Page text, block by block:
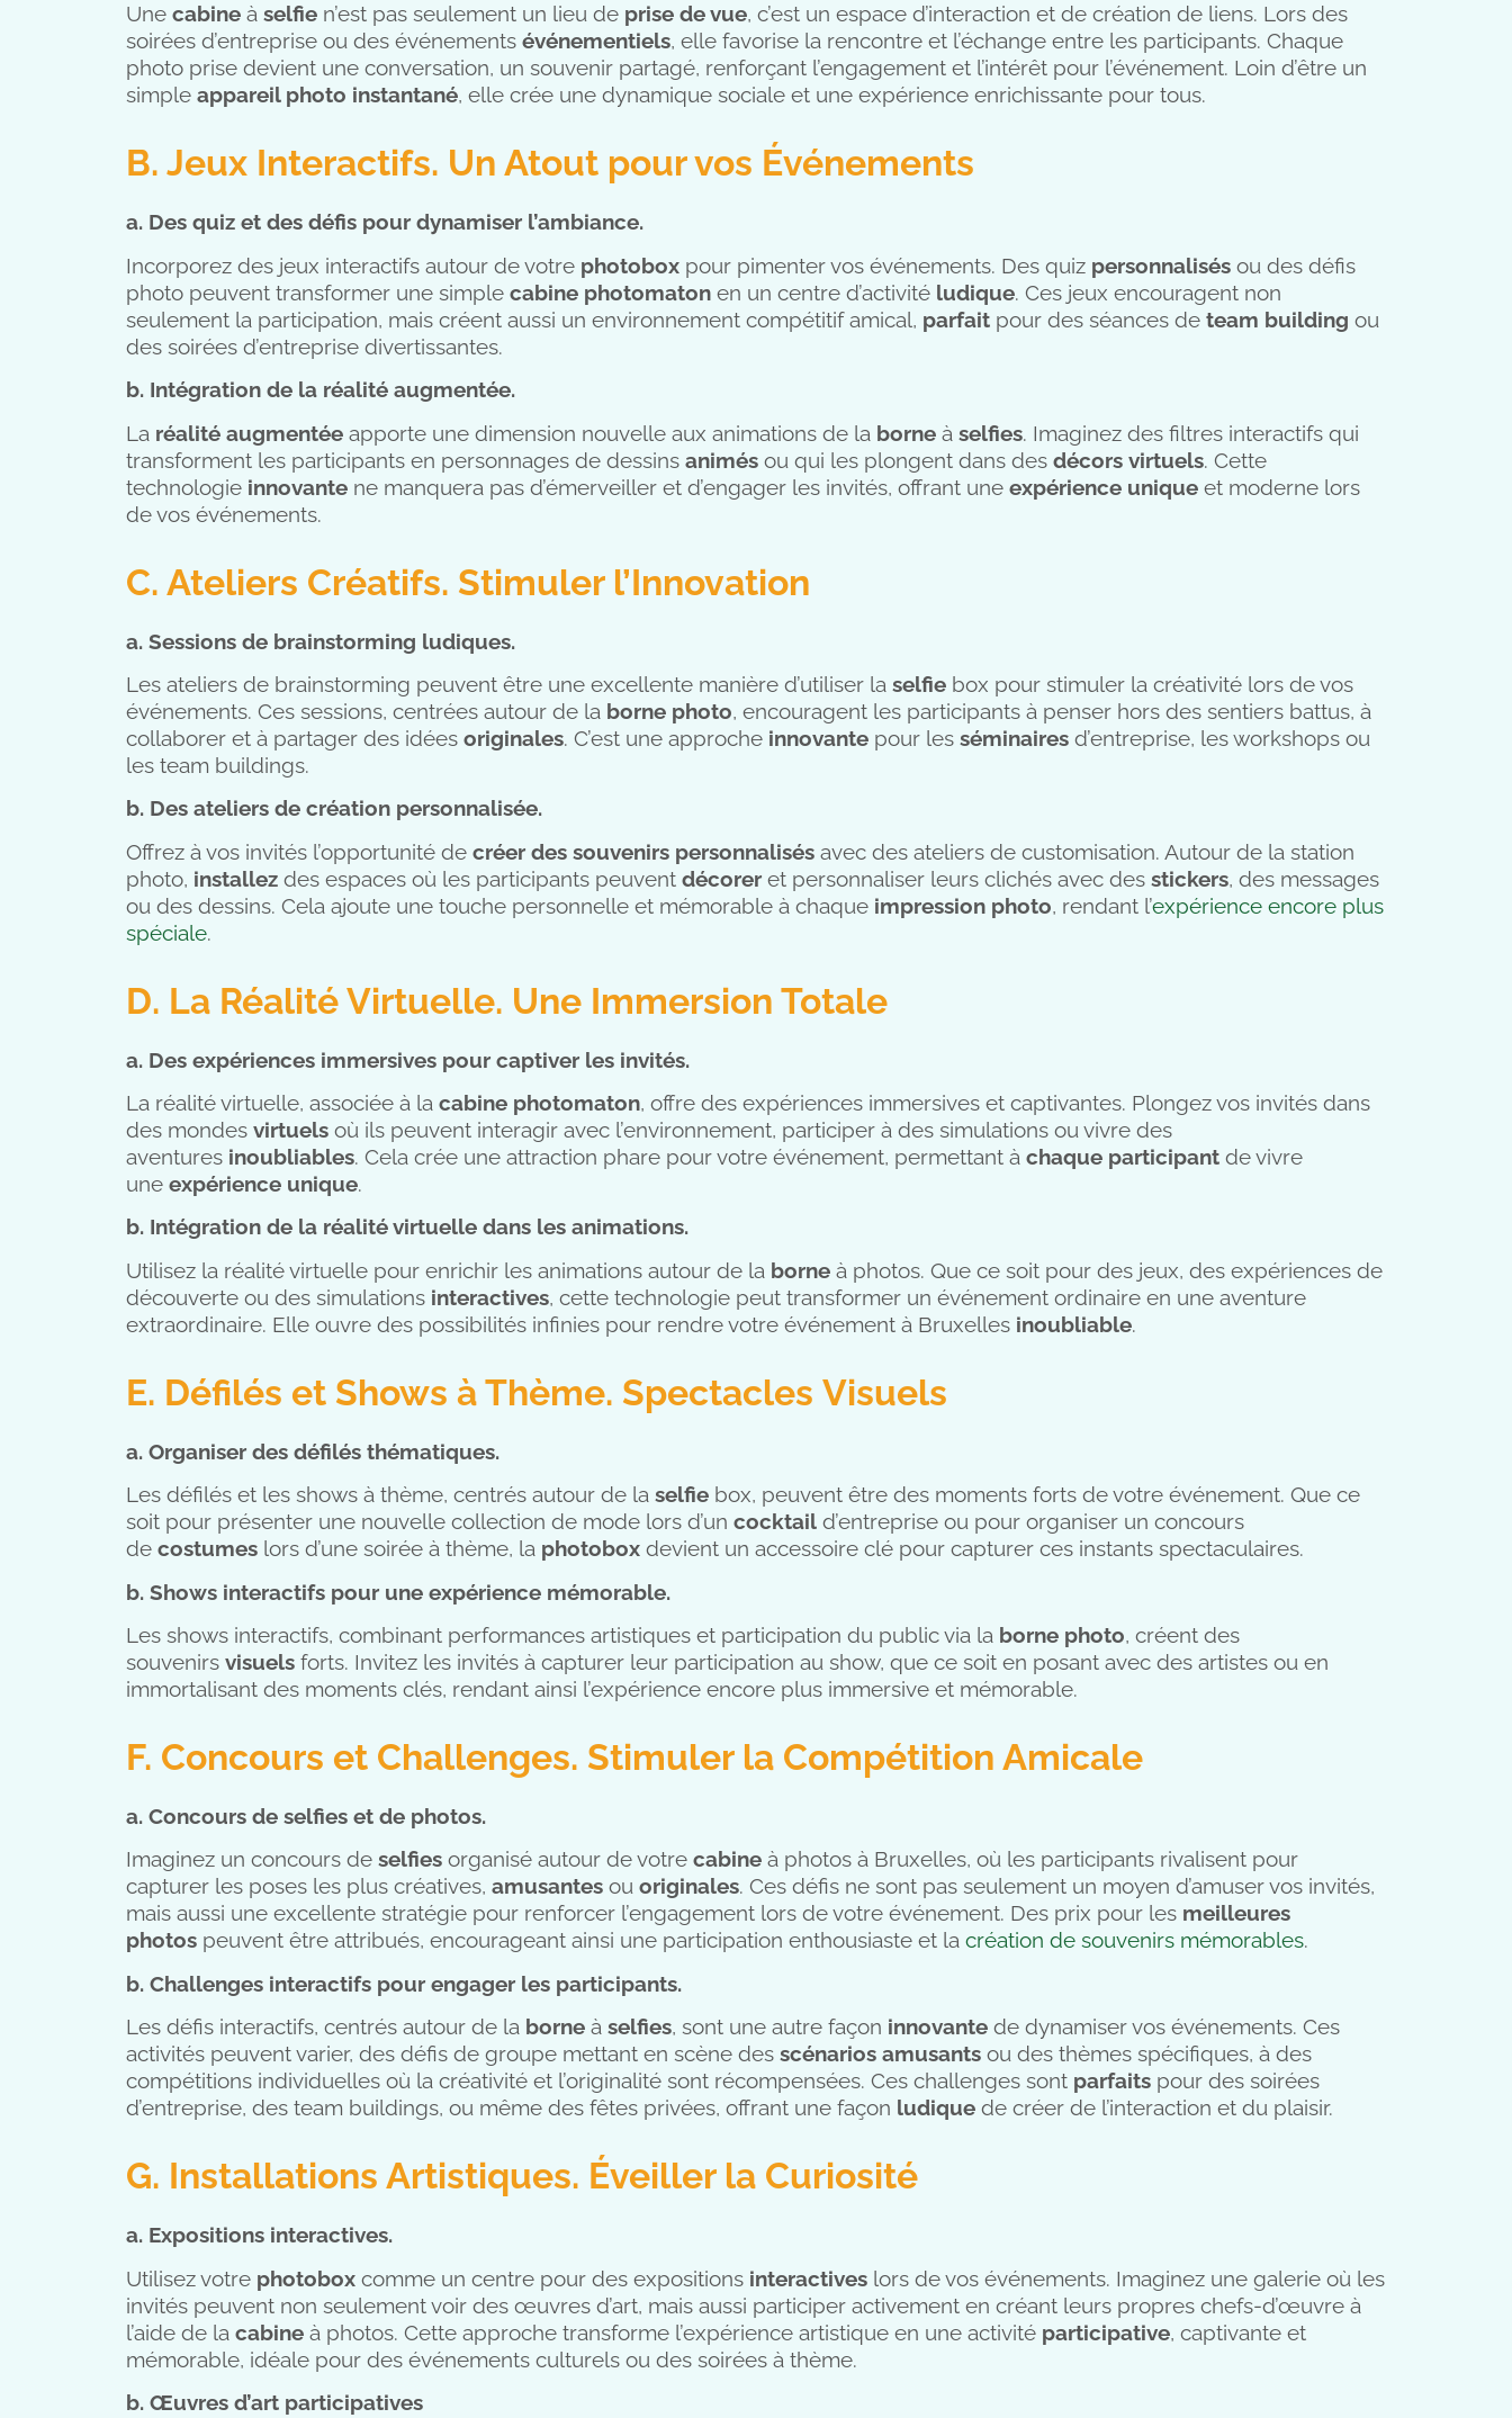
Une cabine à selfie n’est pas seulement un lieu de prise de vue, c’est un espace d’interaction et de création de liens. Lors des
soirées d’entreprise ou des événements événementiels, elle favorise la rencontre et l’échange entre les participants. Chaque
photo prise devient une conversation, un souvenir partagé, renforçant l’engagement et l’intérêt pour l’événement. Loin d’être un
simple appareil photo instantané, elle crée une dynamique sociale et une expérience enrichissante pour tous.
B. Jeux Interactifs. Un Atout pour vos Événements
a. Des quiz et des défis pour dynamiser l’ambiance.
Incorporez des jeux interactifs autour de votre photobox pour pimenter vos événements. Des quiz personnalisés ou des défis
photo peuvent transformer une simple cabine photomaton en un centre d’activité ludique. Ces jeux encouragent non
seulement la participation, mais créent aussi un environnement compétitif amical, parfait pour des séances de team building ou
des soirées d’entreprise divertissantes.
b. Intégration de la réalité augmentée.
La réalité augmentée apporte une dimension nouvelle aux animations de la borne à selfies. Imaginez des filtres interactifs qui
transforment les participants en personnages de dessins animés ou qui les plongent dans des décors virtuels. Cette
technologie innovante ne manquera pas d’émerveiller et d’engager les invités, offrant une expérience unique et moderne lors
de vos événements.
C. Ateliers Créatifs. Stimuler l’Innovation
a. Sessions de brainstorming ludiques.
Les ateliers de brainstorming peuvent être une excellente manière d’utiliser la selfie box pour stimuler la créativité lors de vos
événements. Ces sessions, centrées autour de la borne photo, encouragent les participants à penser hors des sentiers battus, à
collaborer et à partager des idées originales. C’est une approche innovante pour les séminaires d’entreprise, les workshops ou
les team buildings.
b. Des ateliers de création personnalisée.
Offrez à vos invités l’opportunité de créer des souvenirs personnalisés avec des ateliers de customisation. Autour de la station
photo, installez des espaces où les participants peuvent décorer et personnaliser leurs clichés avec des stickers, des messages
ou des dessins. Cela ajoute une touche personnelle et mémorable à chaque impression photo, rendant l’expérience encore plus
spéciale.
D. La Réalité Virtuelle. Une Immersion Totale
a. Des expériences immersives pour captiver les invités.
La réalité virtuelle, associée à la cabine photomaton, offre des expériences immersives et captivantes. Plongez vos invités dans
des mondes virtuels où ils peuvent interagir avec l’environnement, participer à des simulations ou vivre des
aventures inoubliables. Cela crée une attraction phare pour votre événement, permettant à chaque participant de vivre
une expérience unique.
b. Intégration de la réalité virtuelle dans les animations.
Utilisez la réalité virtuelle pour enrichir les animations autour de la borne à photos. Que ce soit pour des jeux, des expériences de
découverte ou des simulations interactives, cette technologie peut transformer un événement ordinaire en une aventure
extraordinaire. Elle ouvre des possibilités infinies pour rendre votre événement à Bruxelles inoubliable.
E. Défilés et Shows à Thème. Spectacles Visuels
a. Organiser des défilés thématiques.
Les défilés et les shows à thème, centrés autour de la selfie box, peuvent être des moments forts de votre événement. Que ce
soit pour présenter une nouvelle collection de mode lors d’un cocktail d’entreprise ou pour organiser un concours
de costumes lors d’une soirée à thème, la photobox devient un accessoire clé pour capturer ces instants spectaculaires.
b. Shows interactifs pour une expérience mémorable.
Les shows interactifs, combinant performances artistiques et participation du public via la borne photo, créent des
souvenirs visuels forts. Invitez les invités à capturer leur participation au show, que ce soit en posant avec des artistes ou en
immortalisant des moments clés, rendant ainsi l’expérience encore plus immersive et mémorable.
F. Concours et Challenges. Stimuler la Compétition Amicale
a. Concours de selfies et de photos.
Imaginez un concours de selfies organisé autour de votre cabine à photos à Bruxelles, où les participants rivalisent pour
capturer les poses les plus créatives, amusantes ou originales. Ces défis ne sont pas seulement un moyen d’amuser vos invités,
mais aussi une excellente stratégie pour renforcer l’engagement lors de votre événement. Des prix pour les meilleures
photos peuvent être attribués, encourageant ainsi une participation enthousiaste et la création de souvenirs mémorables.
b. Challenges interactifs pour engager les participants.
Les défis interactifs, centrés autour de la borne à selfies, sont une autre façon innovante de dynamiser vos événements. Ces
activités peuvent varier, des défis de groupe mettant en scène des scénarios amusants ou des thèmes spécifiques, à des
compétitions individuelles où la créativité et l’originalité sont récompensées. Ces challenges sont parfaits pour des soirées
d’entreprise, des team buildings, ou même des fêtes privées, offrant une façon ludique de créer de l’interaction et du plaisir.
G. Installations Artistiques. Éveiller la Curiosité
a. Expositions interactives.
Utilisez votre photobox comme un centre pour des expositions interactives lors de vos événements. Imaginez une galerie où les
invités peuvent non seulement voir des œuvres d’art, mais aussi participer activement en créant leurs propres chefs-d’œuvre à
l’aide de la cabine à photos. Cette approche transforme l’expérience artistique en une activité participative, captivante et
mémorable, idéale pour des événements culturels ou des soirées à thème.
b. Œuvres d’art participatives